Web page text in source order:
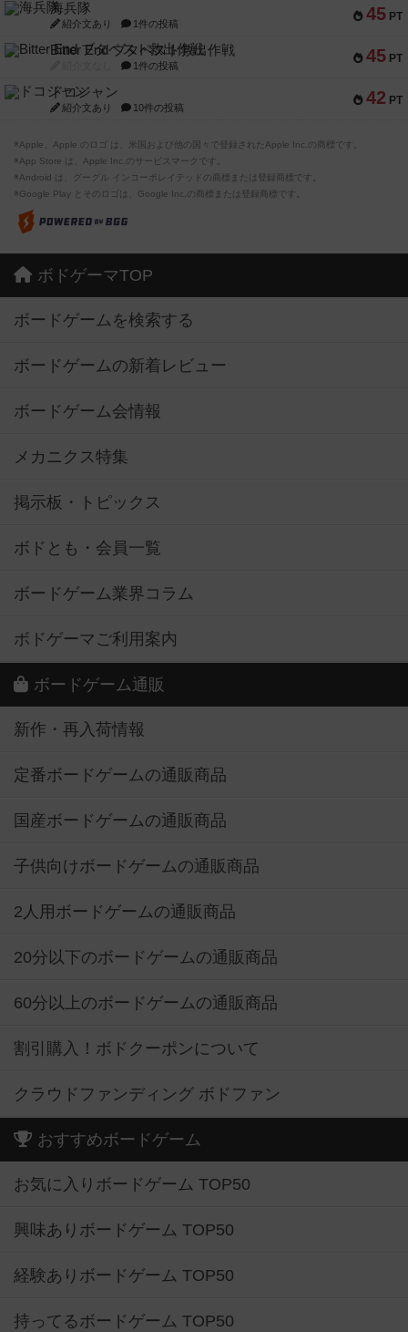
45 PT
海兵隊
紹介文あり 1件の投稿
45 PT
Bitter End ブタペスト救出作戦
1件の投稿
42 PT
ドコジャン
紹介文あり 10件の投稿
※Apple、Apple のロゴ は、米国および他の国々で登録されたApple Inc.の商標です。
※App Store は、Apple Inc.のサービスマークです。
※Android は、グーグル インコーポレイテッドの商標または登録商標です。
※Google Play とそのロゴは、Google Inc.の商標または登録商標です。
ボドゲーマTOP
ボードゲームを検索する
ボードゲームの新着レビュー
ボードゲーム会情報
メカニクス特集
掲示板・トピックス
ボドとも・会員一覧
ボードゲーム業界コラム
ボドゲーマご利用案内
ボードゲーム通販
新作・再入荷情報
定番ボードゲームの通販商品
国産ボードゲームの通販商品
子供向けボードゲームの通販商品
2人用ボードゲームの通販商品
20分以下のボードゲームの通販商品
60分以上のボードゲームの通販商品
割引購入！ボドクーポンについて
クラウドファンディング ボドファン
おすすめボードゲーム
お気に入りボードゲーム TOP50
興味ありボードゲーム TOP50
経験ありボードゲーム TOP50
持ってるボードゲーム TOP50